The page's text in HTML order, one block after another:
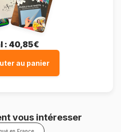
: 40,85€
au panier
vous intéresser